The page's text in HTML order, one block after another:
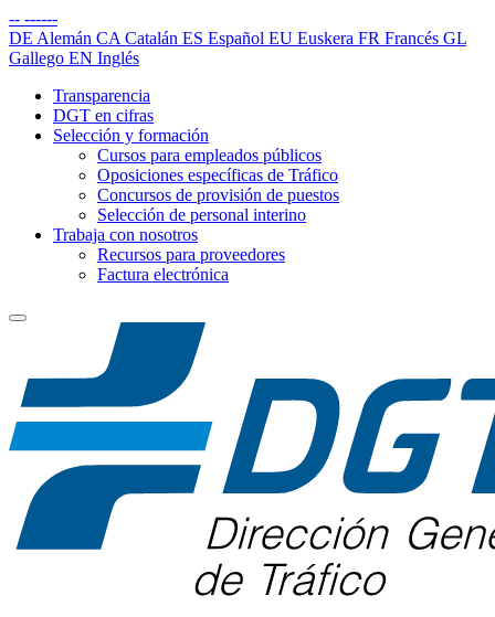
-- ------
DE Alemán CA Catalán ES Español EU Euskera FR Francés GL
Gallego EN Inglés
Transparencia
DGT en cifras
Selección y formación
Cursos para empleados públicos
Oposiciones específicas de Tráfico
Concursos de provisión de puestos
Selección de personal interino
Trabaja con nosotros
Recursos para proveedores
Factura electrónica